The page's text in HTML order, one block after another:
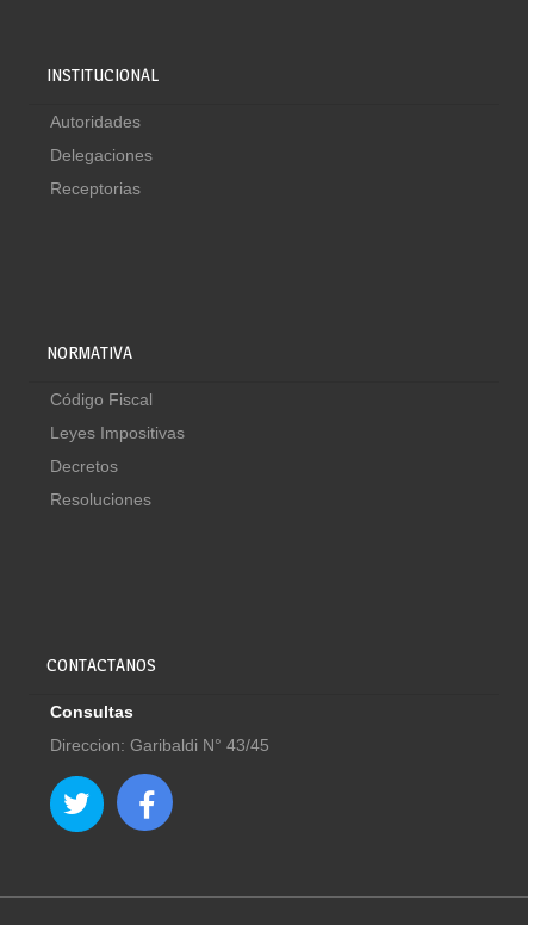
INSTITUCIONAL
Autoridades
Delegaciones
Receptorias
NORMATIVA
Código Fiscal
Leyes Impositivas
Decretos
Resoluciones
CONTACTANOS
Consultas
Direccion: Garibaldi N° 43/45